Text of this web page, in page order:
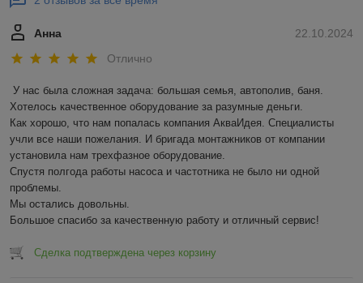
22.10.2024
Анна
Отлично
У нас была сложная задача: большая семья, автополив, баня.
Хотелось качественное оборудование за разумные деньги.
Как хорошо, что нам попалась компания АкваИдея. Специалисты
учли все наши пожелания. И бригада монтажников от компании
установила нам трехфазное оборудование.
Спустя полгода работы насоса и частотника не было ни одной
проблемы.
Мы остались довольны.
Большое спасибо за качественную работу и отличный сервис!
Сделка подтверждена через корзину